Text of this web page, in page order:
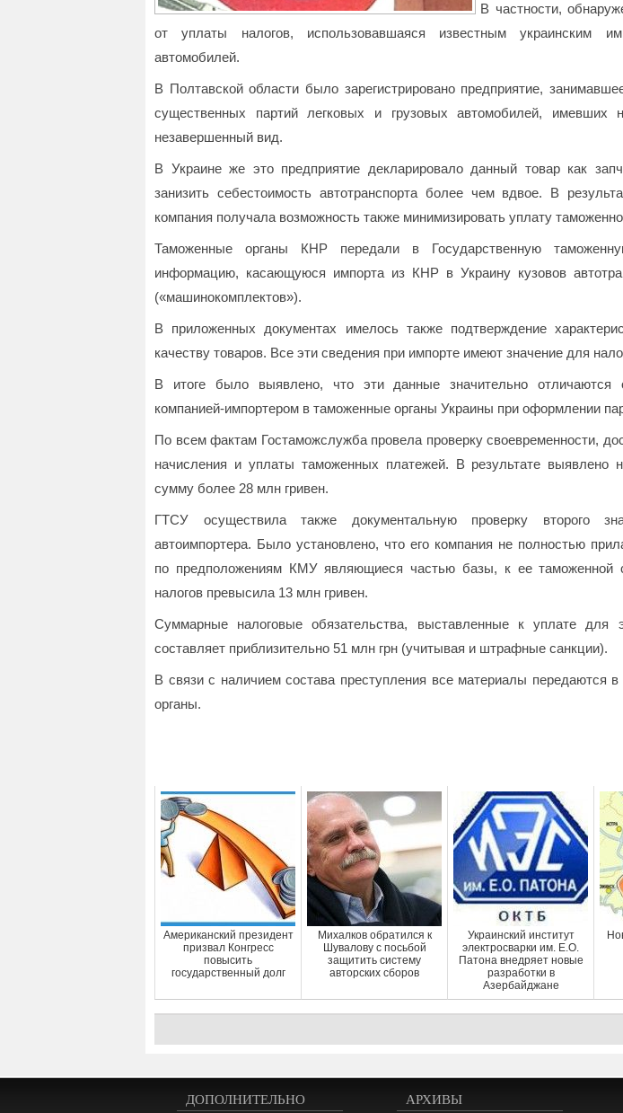
В частности,
от уплаты налогов, использовавшаяся известным украинским
автомобилей.
В Полтавской области было зарегистрировано предприятие,
существенных партий легковых и грузовых автомобилей, имевших
незавершенный вид.
В Украине же это предприятие декларировало данный товар как
занизить себестоимость автотранспорта более чем вдвое. В
компания получала возможность также минимизировать уплату
Таможенные органы КНР передали в Государственную
информацию, касающуюся импорта из КНР в Украину кузовов
(«машинокомплектов»).
В приложенных документах имелось также подтверждение
качеству товаров. Все эти сведения при импорте имеют значение для
В итоге было выявлено, что эти данные значительно отличаются
компанией-импортером в таможенные органы Украины при оформлении
По всем фактам Гостаможслужба провела проверку своевременности,
начисления и уплаты таможенных платежей. В результате выявлено
сумму более 28 млн гривен.
ГТСУ осуществила также документальную проверку второго
автоимпортера. Было установлено, что его компания не полностью
по предположениям КМУ являющиеся частью базы, к ее таможенной
налогов превысила 13 млн гривен.
Суммарные налоговые обязательства, выставленные к уплате для
составляет приблизительно 51 млн грн (учитывая и штрафные санкции).
В связи с наличием состава преступления все материалы передаются в
органы.
Американский президент
призвал Конгресс
повысить
государственный долг
Михалков обратился к
Шувалову с посьбой
защитить систему
авторских сборов
Украинский институт
электросварки им. Е.О.
Патона внедряет новые
разработки в
Азербайджане
ДОПОЛНИТЕЛЬНО АРХИВЫ